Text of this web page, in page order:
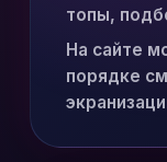
топы,
На сайте
порядке